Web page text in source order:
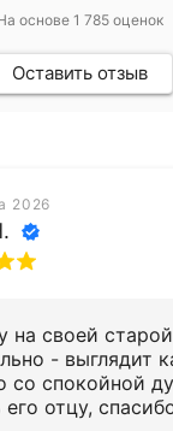
основе1 785оценок
Оставить отзыв
2026
на своей
- выглядит
со спокойной
отцу,